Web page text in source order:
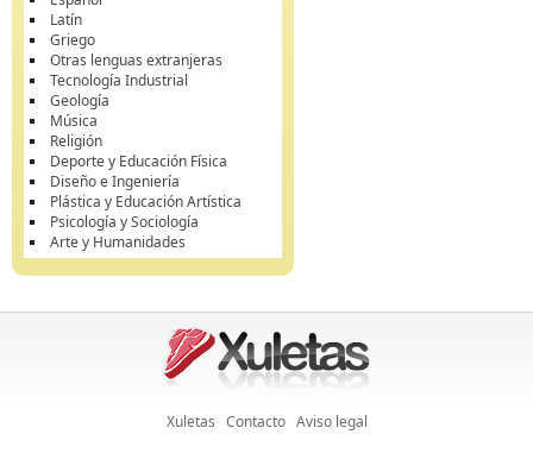
Latín
Griego
Otras lenguas extranjeras
Tecnología Industrial
Geología
Música
Religión
Deporte y Educación Física
Diseño e Ingeniería
Plástica y Educación Artística
Psicología y Sociología
Arte y Humanidades
Xuletas Contacto Aviso legal